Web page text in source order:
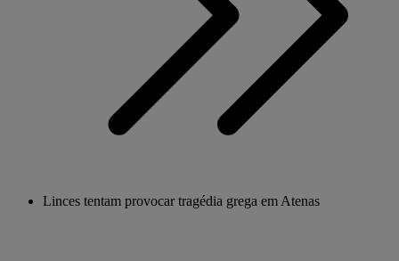
Linces tentam provocar tragédia grega em Atenas